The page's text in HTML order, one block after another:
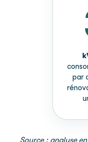
par
Source : analyse